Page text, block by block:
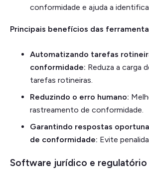
conformidade e ajuda a
Principais benefícios das
Automatizando tarefas
conformidade: Reduza a carga
tarefas rotineiras.
Reduzindo o erro humano:
rastreamento de conformidade.
Garantindo respostas
de conformidade: Evite
Software jurídico e regulatório